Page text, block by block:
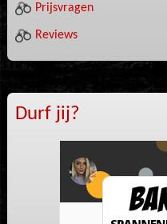
Prijsvragen
Reviews
Durf jij?